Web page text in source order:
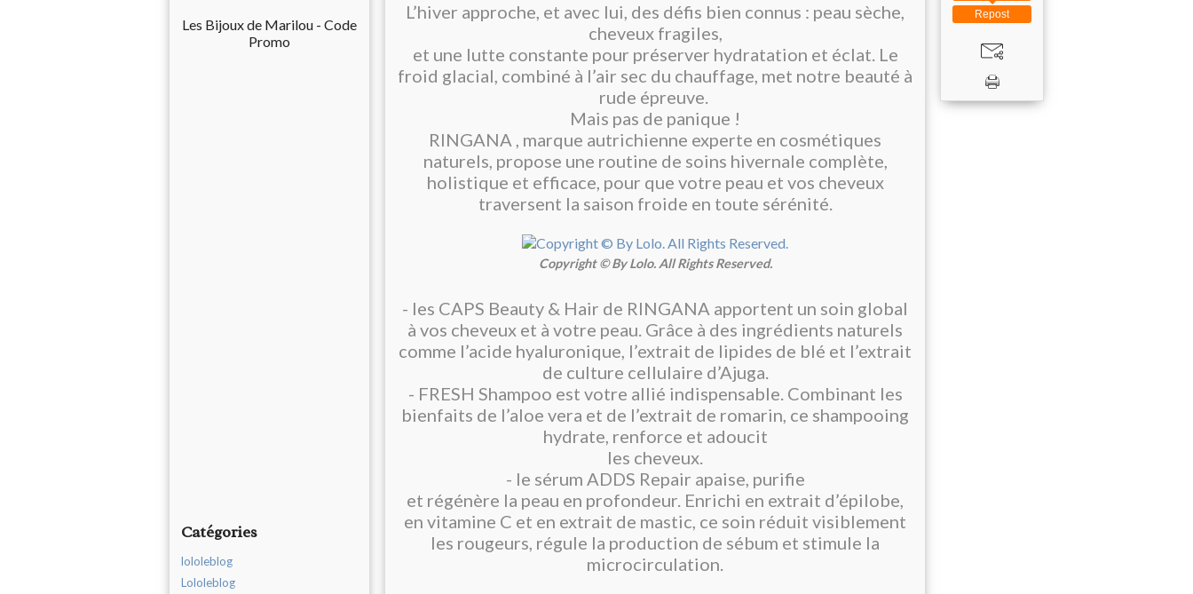
Les Bijoux de Marilou - Code
Promo
Catégories
lololeblog
Lololeblog
L’hiver approche, et avec lui, des défis bien connus : peau sèche,
cheveux fragiles,
et une lutte constante pour préserver hydratation et éclat. Le
froid glacial, combiné à l’air sec du chauffage, met notre beauté à
rude épreuve.
Mais pas de panique !
RINGANA , marque autrichienne experte en cosmétiques
naturels, propose une routine de soins hivernale complète,
holistique et efficace, pour que votre peau et vos cheveux
traversent la saison froide en toute sérénité.
Copyright © By Lolo. All Rights Reserved.
- les CAPS Beauty & Hair de RINGANA apportent un soin global
à vos cheveux et à votre peau. Grâce à des ingrédients naturels
comme l’acide hyaluronique, l’extrait de lipides de blé et l’extrait
de culture cellulaire d’Ajuga.
- FRESH Shampoo est votre allié indispensable. Combinant les
bienfaits de l’aloe vera et de l’extrait de romarin, ce shampooing
hydrate, renforce et adoucit
les cheveux.
- le sérum ADDS Repair apaise, purifie
et régénère la peau en profondeur. Enrichi en extrait d’épilobe,
en vitamine C et en extrait de mastic, ce soin réduit visiblement
les rougeurs, régule la production de sébum et stimule la
microcirculation.
Repost